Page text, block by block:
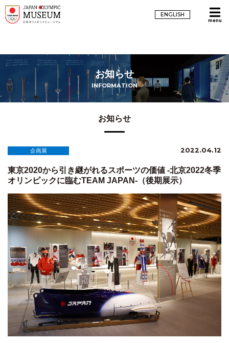
ENGLISH
menu
お知らせ
INFORMATION
お知らせ
企画展 2022.04.12
東京2020から引き継がれるスポーツの価値 -北京2022冬季
オリンピックに臨むTEAM JAPAN-（後期展示）